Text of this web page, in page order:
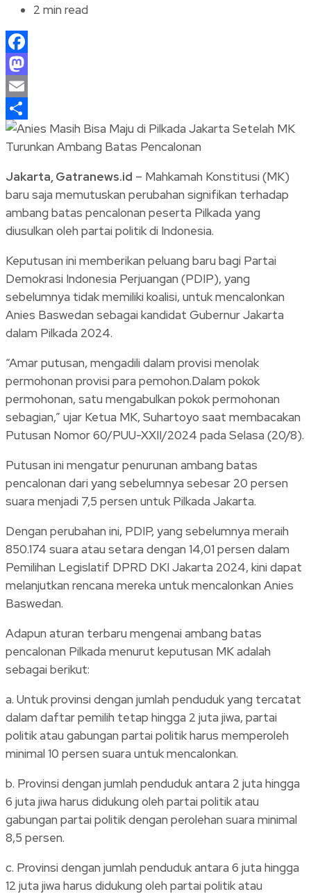
2 min read
Facebook
Mastodon
Email
Share
Jakarta, Gatranews.id – Mahkamah Konstitusi (MK)
baru saja memutuskan perubahan signifikan terhadap
ambang batas pencalonan peserta Pilkada yang
diusulkan oleh partai politik di Indonesia.
Keputusan ini memberikan peluang baru bagi Partai
Demokrasi Indonesia Perjuangan (PDIP), yang
sebelumnya tidak memiliki koalisi, untuk mencalonkan
Anies Baswedan sebagai kandidat Gubernur Jakarta
dalam Pilkada 2024.
“Amar putusan, mengadili dalam provisi menolak
permohonan provisi para pemohon.Dalam pokok
permohonan, satu mengabulkan pokok permohonan
sebagian,” ujar Ketua MK, Suhartoyo saat membacakan
Putusan Nomor 60/PUU-XXII/2024 pada Selasa (20/8).
Putusan ini mengatur penurunan ambang batas
pencalonan dari yang sebelumnya sebesar 20 persen
suara menjadi 7,5 persen untuk Pilkada Jakarta.
Dengan perubahan ini, PDIP, yang sebelumnya meraih
850.174 suara atau setara dengan 14,01 persen dalam
Pemilihan Legislatif DPRD DKI Jakarta 2024, kini dapat
melanjutkan rencana mereka untuk mencalonkan Anies
Baswedan.
Adapun aturan terbaru mengenai ambang batas
pencalonan Pilkada menurut keputusan MK adalah
sebagai berikut:
a. Untuk provinsi dengan jumlah penduduk yang tercatat
dalam daftar pemilih tetap hingga 2 juta jiwa, partai
politik atau gabungan partai politik harus memperoleh
minimal 10 persen suara untuk mencalonkan.
b. Provinsi dengan jumlah penduduk antara 2 juta hingga
6 juta jiwa harus didukung oleh partai politik atau
gabungan partai politik dengan perolehan suara minimal
8,5 persen.
c. Provinsi dengan jumlah penduduk antara 6 juta hingga
12 juta jiwa harus didukung oleh partai politik atau